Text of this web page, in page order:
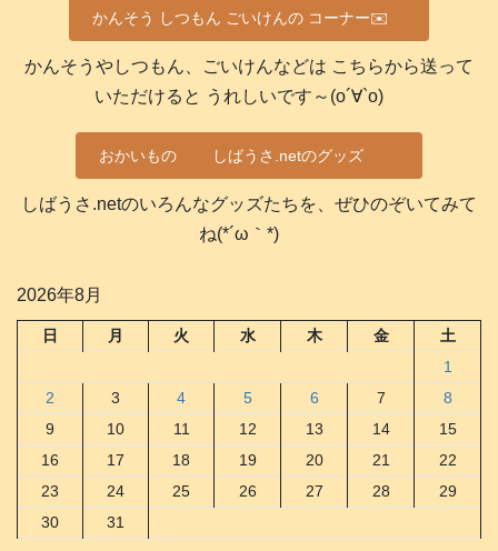
かんそう しつもん ごいけんの コーナー✉️
かんそうやしつもん、ごいけんなどは こちらから送って
いただけると うれしいです～(о´∀`о)
おかいもの しばうさ.netのグッズ
しばうさ.netのいろんなグッズたちを、ぜひのぞいてみて
ね(*´ω｀*)
2026年8月
日 月 火 水 木 金
土
1
2
3 4 5 6 7
8
9
10 11 12 13 14
15
16
17 18 19 20 21
22
23
24 25 26 27 28
29
30
31